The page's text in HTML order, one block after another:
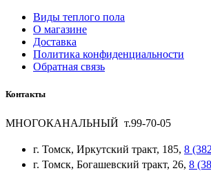
Виды теплого пола
О магазине
Доставка
Политика конфиденциальности
Обратная связь
Контакты
МНОГОКАНАЛЬНЫЙ т.99-70-05
г. Томск, Иркутский тракт, 185, 8
г. Томск, Богашевский тракт, 26, 8